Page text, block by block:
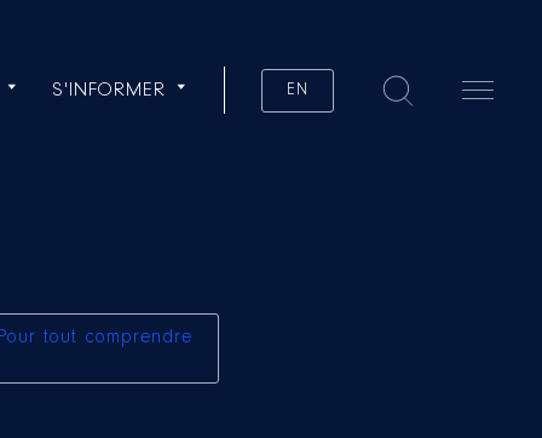
S'INFORMER EN
tout comprendre